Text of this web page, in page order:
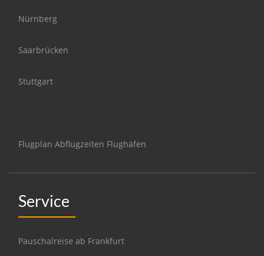
Nürnberg
Saarbrücken
Stuttgart
Flugplan Abflugzeiten Flughäfen
Service
Pauschalreise ab Frankfurt